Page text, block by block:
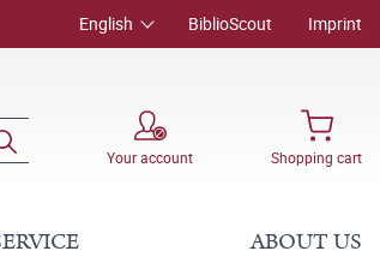
English BiblioScout Imprint
Your account Shopping cart
ABOUT US